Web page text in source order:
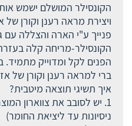
הקונסילר המושלם ישמש
ויצירת מראה רענן וקורן של
פנייך ע"י הארה והצללה עם
הקונסילר-מריחה קלה
הפנים לקל ומדוייק מתמיד.
ברי למראה רענן וקורן של
איך תשיגי תוצאה מיטבית?
1. יש לסובב את צווארון
ניסיונות עד ליציאת החומר)